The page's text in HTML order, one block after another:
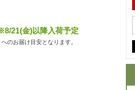
21(金)以降入荷予定
へのお届け目安となります。